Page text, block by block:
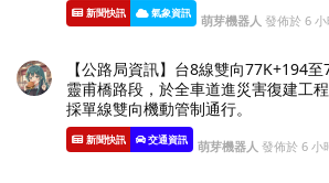
新聞快訊 氣象資訊 萌芽機器人 發佈於 6
【公路局資訊】台8線雙向77K+194
靈甫橋路段，於全車道進災害復建工
採單線雙向機動管制通行。
新聞快訊 交通資訊 萌芽機器人 發佈於 6 小